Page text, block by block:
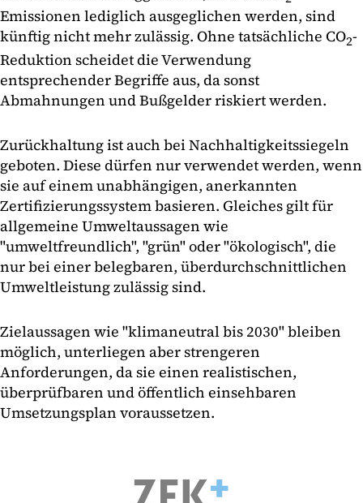
Emissionen lediglich ausgeglichen werden, sind
künftig nicht mehr zulässig. Ohne tatsächliche CO2-
Reduktion scheidet die Verwendung
entsprechender Begriffe aus, da sonst
Abmahnungen und Bußgelder riskiert werden.
Zurückhaltung ist auch bei Nachhaltigkeitssiegeln
geboten. Diese dürfen nur verwendet werden, wenn
sie auf einem unabhängigen, anerkannten
Zertifizierungssystem basieren. Gleiches gilt für
allgemeine Umweltaussagen wie
"umweltfreundlich", "grün" oder "ökologisch", die
nur bei einer belegbaren, überdurchschnittlichen
Umweltleistung zulässig sind.
Zielaussagen wie "klimaneutral bis 2030" bleiben
möglich, unterliegen aber strengeren
Anforderungen, da sie einen realistischen,
überprüfbaren und öffentlich einsehbaren
Umsetzungsplan voraussetzen.